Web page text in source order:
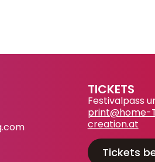
TICKETS
Festivalpass
print@home-
creation.at
Tickets